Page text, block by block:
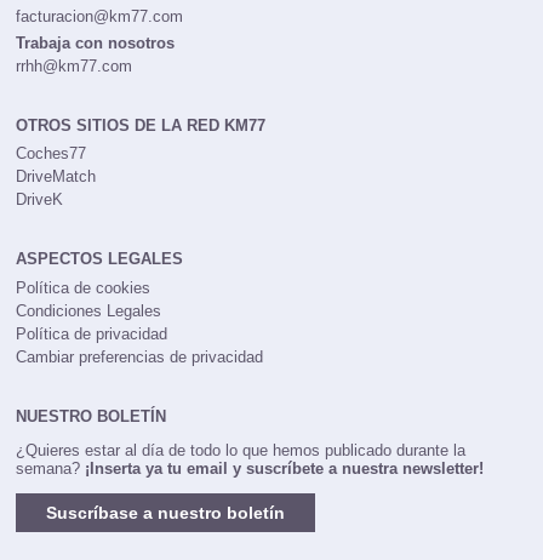
91 724 05 70
facturacion@km77.com
Trabaja con nosotros
OTROS SITIOS DE LA RED KM77
Coches77
DriveMatch
ASPECTOS LEGALES
Política de cookies
Condiciones Legales
Política de privacidad
¿Quieres estar al día de todo lo que hemos publicado durante la
Suscríbase a nuestro boletín